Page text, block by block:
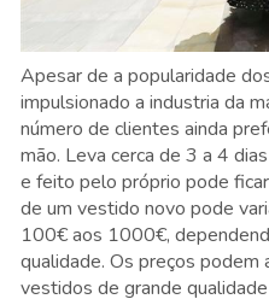
Apesar de a popularidade
impulsionado a industria da
número de clientes ainda
mão. Leva cerca de 3 a 4
e feito pelo próprio pode
de um vestido novo pode
100€ aos 1000€,
qualidade. Os preços
vestidos de grande